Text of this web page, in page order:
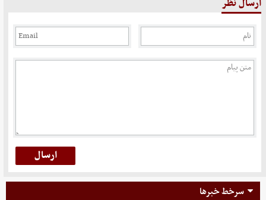
ارسال نظر
سرخط خبرها